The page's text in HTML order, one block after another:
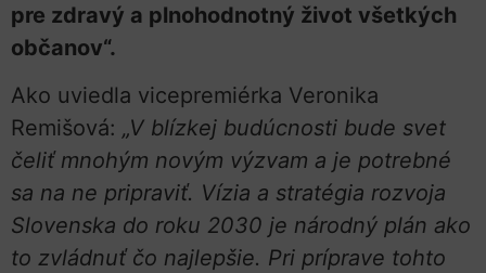
pre zdravý a plnohodnotný život všetkých
občanov“.
Ako uviedla vicepremiérka Veronika
Remišová: „V blízkej budúcnosti bude svet
čeliť mnohým novým výzvam a je potrebné
sa na ne pripraviť. Vízia a stratégia rozvoja
Slovenska do roku 2030 je národný plán ako
to zvládnuť čo najlepšie. Pri príprave tohto